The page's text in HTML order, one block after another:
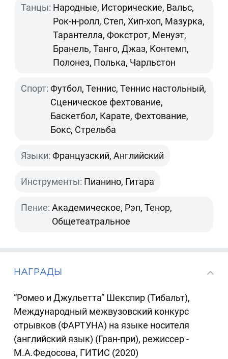
Танцы: Народные, Исторические, Вальс,
Рок-н-ролл, Степ, Хип-хоп, Мазурка,
Тарантелла, Фокстрот, Менуэт,
Бранель, Танго, Джаз, Контемп,
Полонез, Полька, Чарльстон
Спорт: Футбол, Теннис, Теннис настольный,
Сценическое фехтование,
Баскетбол, Карате, Фехтование,
Бокс, Стрельба
Языки: Французский, Английский
Инструменты: Пианино, Гитара
Пение: Академическое, Рэп, Тенор,
Общетеатральное
НАГРАДЫ
“Ромео и Джульетта” Шекспир (Тибальт),
Международный межвузовский конкурс
отрывков (ФАРТУНА) на языке носителя
(английский язык) (Гран-при), режиссер -
М.А.Федосова, ГИТИС (2020)